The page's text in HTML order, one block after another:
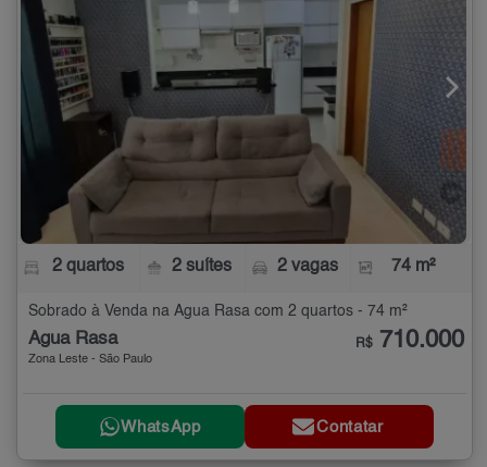
2 quartos 2 suítes 2 vagas 74 m²
Sobrado à Venda na Água Rasa com 2 quartos - 74 m²
Água Rasa
Zona Leste - São Paulo
R$ 710.000
WhatsApp Contatar